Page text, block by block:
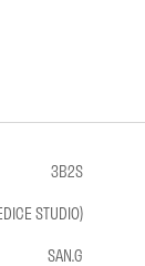
3B2S
STUDIO)
SAN.G